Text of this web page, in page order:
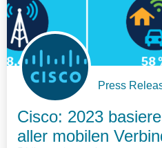
Press
Cisco: 2023
aller mobilen